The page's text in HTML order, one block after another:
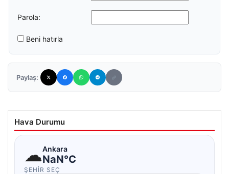
Parola:
Beni hatırla
Paylaş:
Hava Durumu
☁Ankara
NaN°C
ŞEHIR SEÇ